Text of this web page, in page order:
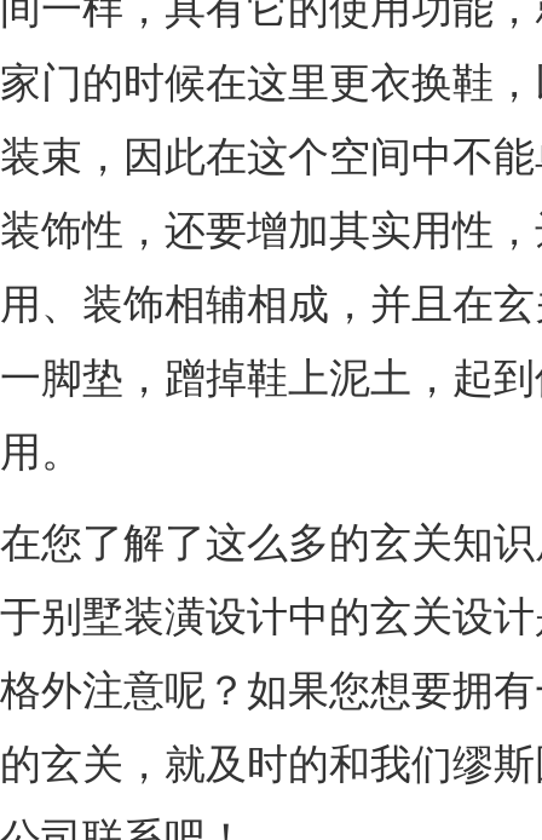
间一样，具有它的使用功能
家门的时候在这里更衣换鞋
装束，因此在这个空间中不
装饰性，还要增加其实用性
用、装饰相辅相成，并且在
一脚垫，蹭掉鞋上泥土，起
用。
在您了解了这么多的玄关知
于别墅装潢设计中的玄关设
格外注意呢？如果您想要拥
的玄关，就及时的和我们缪